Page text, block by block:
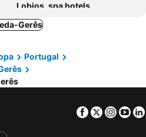
Lobios, spa hotels
Monção, spa hotels
Vieira do Minho, spa hotels
Celorico de Basto, spa hotels
Paredes de Coura, spa hotels
Gerês
Portugal
Facebook
Twitter